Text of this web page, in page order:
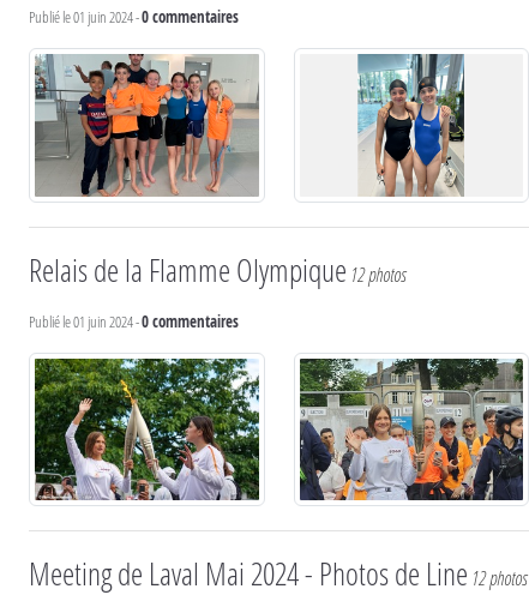
Publié le01 juin 2024-0commentaires
Relais de la Flamme Olympique 12 photos
Publié le01 juin 2024-0commentaires
Meeting de Laval Mai 2024 - Photos de Line 12 photos